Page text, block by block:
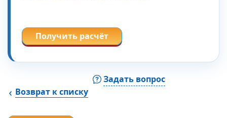
Получить расчёт
Возврат к списку
Задать вопрос